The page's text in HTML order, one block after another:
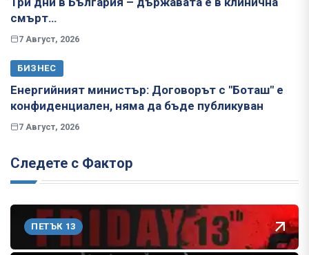
смърт…
7 Август, 2026
БИЗНЕС
Енергийният министър: Договорът с "Боташ" е
конфиденциален, няма да бъде публикуван
7 Август, 2026
Следете с Фактор
ПЕТЪК 13